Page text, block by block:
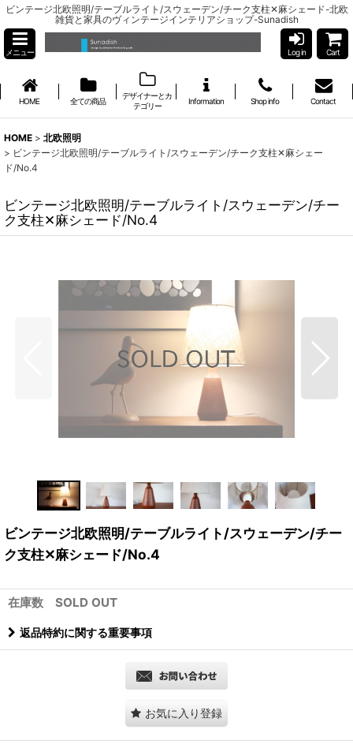
ビンテージ北欧照明/テーブルライト/スウェーデン/チーク支柱✕麻シェード-北欧
雑貨と家具のヴィンテージインテリアショップ-Sunadish
メニュー Log in Cart
HOME 全ての商品
デザイナーとカ
テゴリー
Information Shop info Contact
HOME > 北欧照明
> ビンテージ北欧照明/テーブルライト/スウェーデン/チーク支柱✕麻シェー
ド/No.4
ビンテージ北欧照明/テーブルライト/スウェーデン/チー
ク支柱✕麻シェード/No.4
ビンテージ北欧照明/テーブルライト/スウェーデン/チー
ク支柱✕麻シェード/No.4
在庫数 SOLD OUT
返品特約に関する重要事項
お気に入り登録